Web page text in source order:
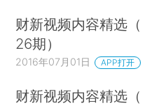
财新视频内容精选
26期）
2016年07月01日 APP打开
财新视频内容精选